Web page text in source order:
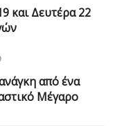
και Δευτέρα 22
από ένα
Μέγαρο